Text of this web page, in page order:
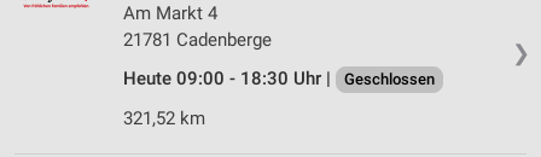
❯
Am Markt 4
21781 Cadenberge
Heute 09:00 - 18:30 Uhr |
Geschlossen
321,52 km